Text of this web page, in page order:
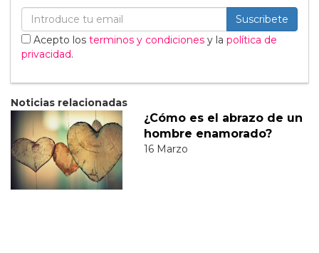
Suscribete
Acepto los terminos y condiciones y la política de
privacidad.
Noticias relacionadas
¿Cómo es el abrazo de un
hombre enamorado?
16 Marzo